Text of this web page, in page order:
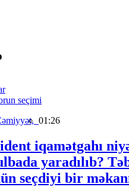
seçimi
01:26
iqamətgahı
yaradılıb?
seçdiyi bir